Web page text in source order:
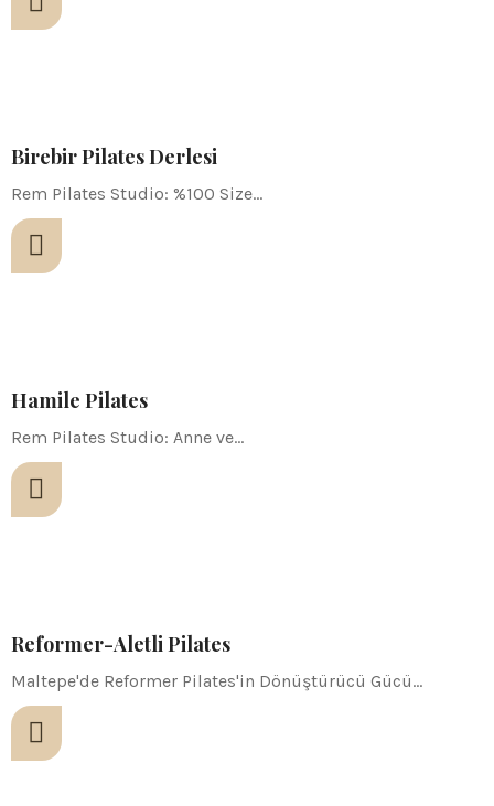
Birebir Pilates Derlesi
Rem Pilates Studio: %100 Size…
Hamile Pilates
Rem Pilates Studio: Anne ve…
Reformer-Aletli Pilates
Maltepe'de Reformer Pilates'in Dönüştürücü Gücü…